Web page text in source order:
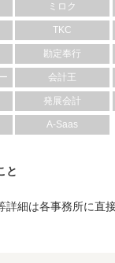
ミロク
TKC
勘定奉行
会計王
発展会計
A-Saas
と
細は各事務所に直